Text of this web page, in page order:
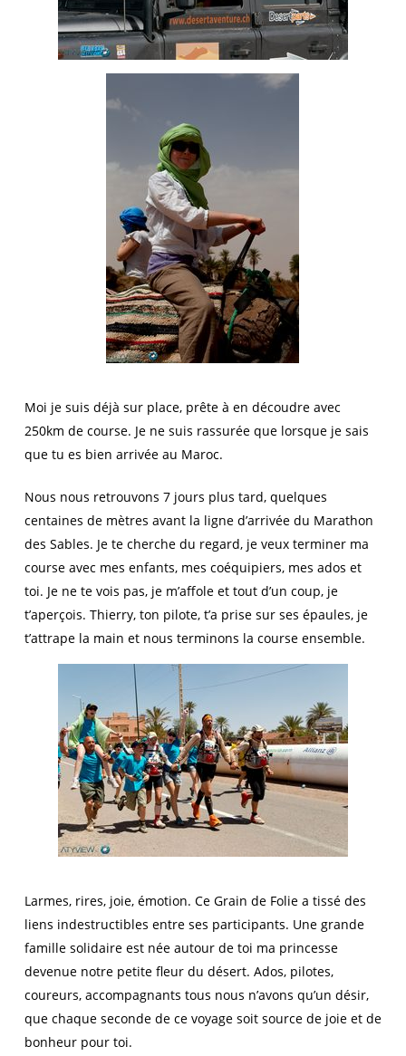
Moi je suis déjà sur place, prête à en découdre avec
250km de course. Je ne suis rassurée que lorsque je sais
que tu es bien arrivée au Maroc.
Nous nous retrouvons 7 jours plus tard, quelques
centaines de mètres avant la ligne d’arrivée du Marathon
des Sables. Je te cherche du regard, je veux terminer ma
course avec mes enfants, mes coéquipiers, mes ados et
toi. Je ne te vois pas, je m’affole et tout d’un coup, je
t’aperçois. Thierry, ton pilote, t’a prise sur ses épaules, je
t’attrape la main et nous terminons la course ensemble.
Larmes, rires, joie, émotion. Ce Grain de Folie a tissé des
liens indestructibles entre ses participants. Une grande
famille solidaire est née autour de toi ma princesse
devenue notre petite fleur du désert. Ados, pilotes,
coureurs, accompagnants tous nous n’avons qu’un désir,
que chaque seconde de ce voyage soit source de joie et de
bonheur pour toi.